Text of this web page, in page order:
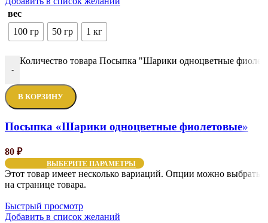
вес
100 гр
50 гр 1 кг
-
Количество товара Посыпка "Шарики одноцветные
В КОРЗИНУ
Посыпка «Шарики одноцветные фиолетовые»
80 ₽
ВЫБЕРИТЕ ПАРАМЕТРЫ
Этот товар имеет несколько вариаций. Опции можно выбрать
на странице товара.
Быстрый просмотр
Добавить в список желаний